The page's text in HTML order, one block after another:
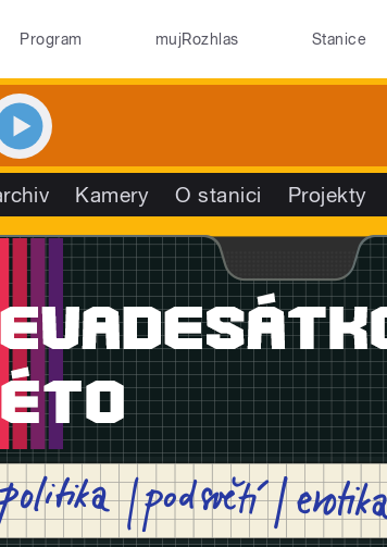
Program mujRozhlas Stanice
Kamery O stanici Projekty